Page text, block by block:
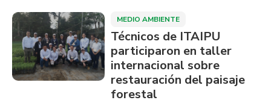
MEDIO AMBIENTE
Técnicos de ITAIPU
participaron en taller
internacional sobre
restauración del paisaje
forestal